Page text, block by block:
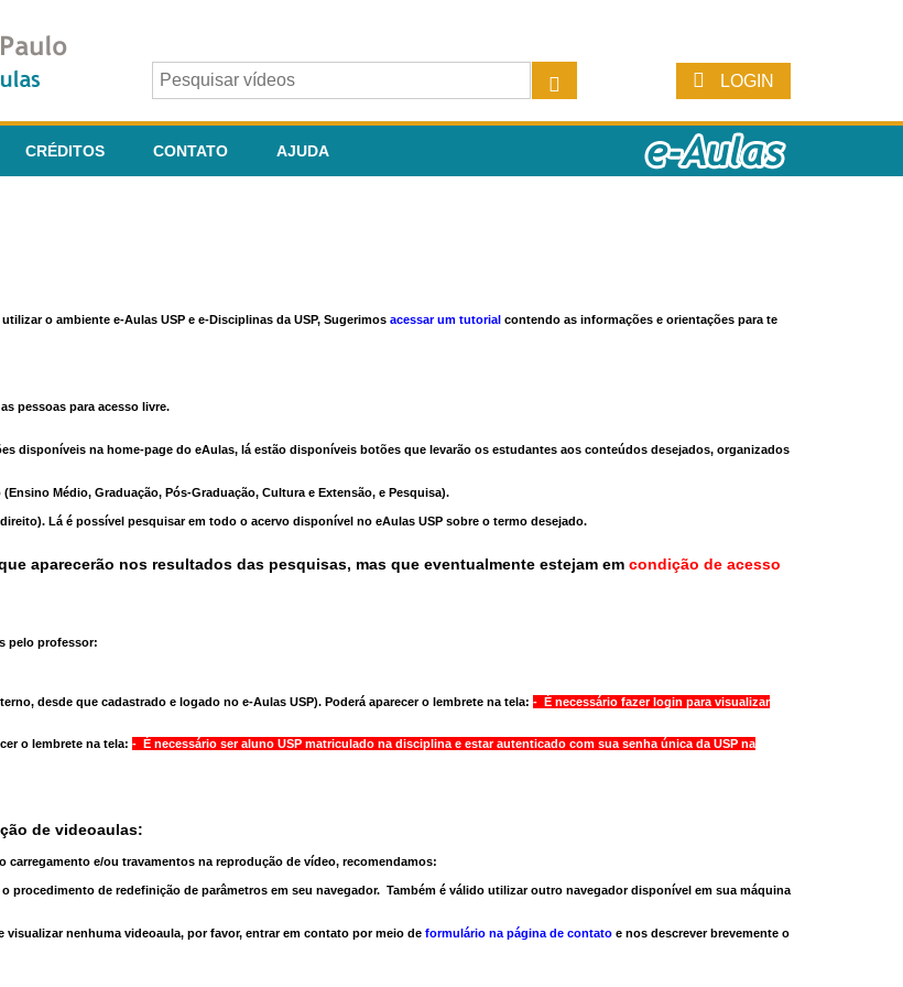
LOGIN
CRÉDITOS CONTATO AJUDA
o ambiente e-Aulas USP e e-Disciplinas da USP, Sugerimos acessar um tutorial contendo as informações e orientações para te
pessoas para acesso livre.
disponíveis na home-page do eAulas, lá estão disponíveis botões que levarão os estudantes aos conteúdos desejados, organizados
Médio, Graduação, Pós-Graduação, Cultura e Extensão, e Pesquisa).
Lá é possível pesquisar em todo o acervo disponível no eAulas USP sobre o termo desejado.
aparecerão nos resultados das pesquisas, mas que eventualmente estejam em condição de acesso
pelo professor:
desde que cadastrado e logado no e-Aulas USP). Poderá aparecer o lembrete na tela: - É necessário fazer login para visualizar
o lembrete na tela: - É necessário ser aluno USP matriculado na disciplina e estar autenticado com sua senha única da USP na
de videoaulas:
e/ou travamentos na reprodução de vídeo, recomendamos:
o procedimento de redefinição de parâmetros em seu navegador. Também é válido utilizar outro navegadordisponível em sua máquina
nenhuma videoaula, por favor, entrar em contato por meio de formulário na página de contato e nos descrever brevemente o